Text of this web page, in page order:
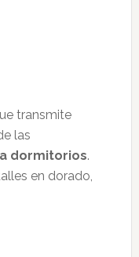
transmite
las
dormitorios.
en dorado,